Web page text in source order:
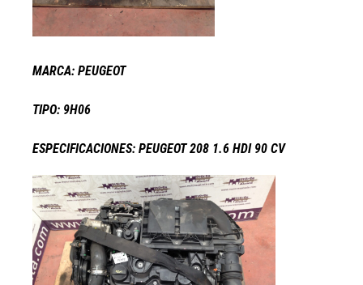
MARCA: PEUGEOT
TIPO: 9H06
ESPECIFICACIONES: PEUGEOT 208 1.6 HDI 90 CV